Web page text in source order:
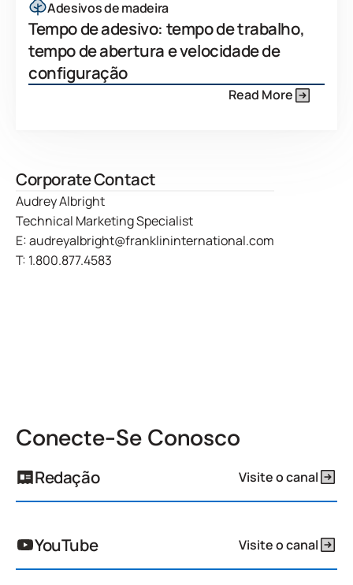
Corporate Contact
Audrey Albright
Technical Marketing Specialist
E:audreyalbright@franklininternational.com
T: 1.800.877.4583
Adesivos de madeira
Tempo de adesivo: tempo de trabalho,
tempo de abertura e velocidade de
configuração
Read More
Conecte-Se Conosco
Redação Visite o canal
YouTube Visite o canal